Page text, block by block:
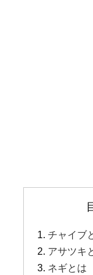
チャイブ
アサツキ
ネギとは